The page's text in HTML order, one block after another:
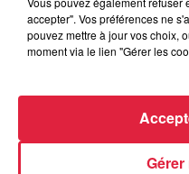
accepter". Vos préférences ne
pouvez mettre à jour vos choix,
moment via le lien "Gérer les